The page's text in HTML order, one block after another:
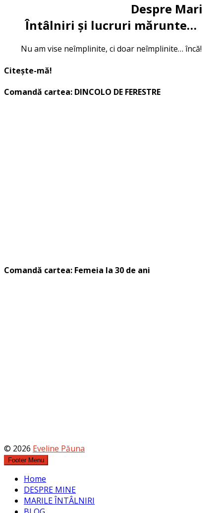
Despre Mari
Întâlniri și lucruri mărunte…
Nu am vise neîmplinite, ci doar neîmplinite… încă!
Citește-mă!
Comandă cartea: DINCOLO DE FERESTRE
Comandă cartea: Femeia la 30 de ani
© 2026 Eveline Păuna
Footer Menu
Home
DESPRE MINE
MARILE ÎNTÂLNIRI